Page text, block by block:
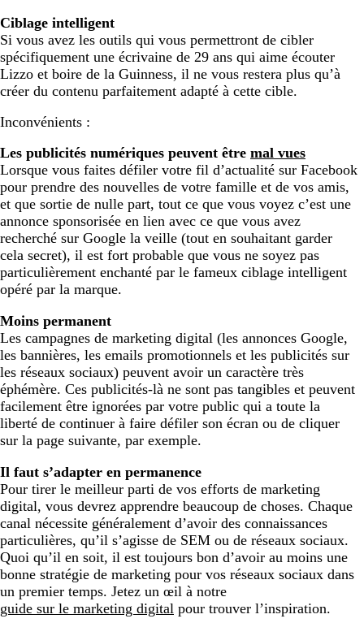
Ciblage intelligent
Si vous avez les outils qui vous permettront de cibler
spécifiquement une écrivaine de 29 ans qui aime écouter
Lizzo et boire de la Guinness, il ne vous restera plus qu’à
créer du contenu parfaitement adapté à cette cible.
Inconvénients :
Les publicités numériques peuvent être mal vues
Lorsque vous faites défiler votre fil d’actualité sur Facebook
pour prendre des nouvelles de votre famille et de vos amis,
et que sortie de nulle part, tout ce que vous voyez c’est une
annonce sponsorisée en lien avec ce que vous avez
recherché sur Google la veille (tout en souhaitant garder
cela secret), il est fort probable que vous ne soyez pas
particulièrement enchanté par le fameux ciblage intelligent
opéré par la marque.
Moins permanent
Les campagnes de marketing digital (les annonces Google,
les bannières, les emails promotionnels et les publicités sur
les réseaux sociaux) peuvent avoir un caractère très
éphémère. Ces publicités-là ne sont pas tangibles et peuvent
facilement être ignorées par votre public qui a toute la
liberté de continuer à faire défiler son écran ou de cliquer
sur la page suivante, par exemple.
Il faut s’adapter en permanence
Pour tirer le meilleur parti de vos efforts de marketing
digital, vous devrez apprendre beaucoup de choses. Chaque
canal nécessite généralement d’avoir des connaissances
particulières, qu’il s’agisse de SEM ou de réseaux sociaux.
Quoi qu’il en soit, il est toujours bon d’avoir au moins une
bonne stratégie de marketing pour vos réseaux sociaux dans
un premier temps. Jetez un œil à notre
guide sur le marketing digital pour trouver l’inspiration.